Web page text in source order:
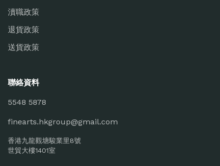
瀆職政策
退貨政策
送貨政策
聯絡資料
5548 5878
finearts.hkgroup@gmail.com
香港九龍觀塘駿業里8號
世貿大樓1401室